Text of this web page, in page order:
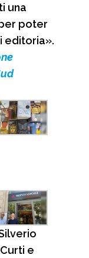
una
poter
editoria».
Curti e